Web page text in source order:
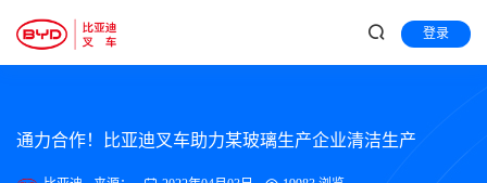
登录
通力合作！比亚迪叉车助力某玻璃生产企业清洁生产